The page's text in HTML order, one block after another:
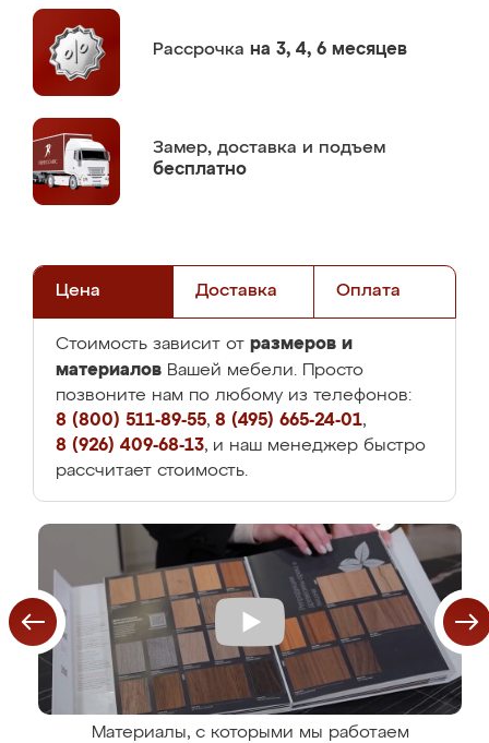
Рассрочка на 3, 4, 6 месяцев
Замер, доставка и подъем
бесплатно
Цена Доставка Оплата
Стоимость зависит от размеров и
материалов Вашей мебели. Просто
позвоните нам по любому из телефонов:
8 (800) 511-89-55, 8 (495) 665-24-01,
8 (926) 409-68-13, и наш менеджер быстро
рассчитает стоимость.
Материалы, с которыми мы работаем